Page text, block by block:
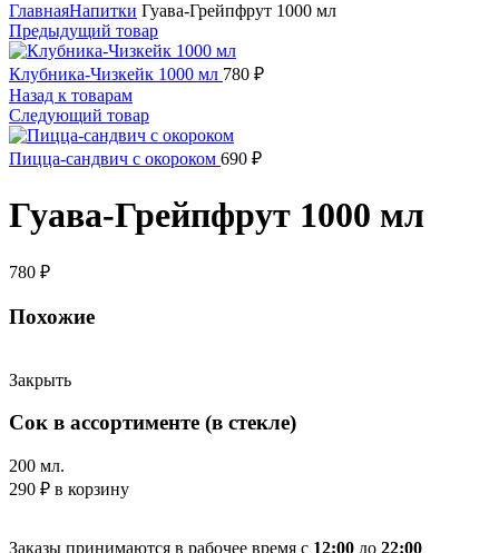
ГлавнаяНапитки Гуава-Грейпфрут 1000 мл
Предыдущий товар
Клубника-Чизкейк 1000 мл 780 ₽
Назад к товарам
Следующий товар
Пицца-сандвич с окороком 690 ₽
Гуава-Грейпфрут 1000 мл
780 ₽
Похожие
Закрыть
Сок в ассортименте (в стекле)
200 мл.
290 ₽ в корзину
Заказы принимаются в рабочее время с 12:00 до 22:00